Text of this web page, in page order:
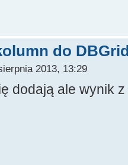
do
2013, 13:29
dodają ale wynik